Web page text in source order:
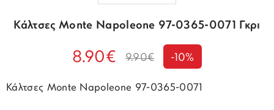
Κάλτσες Monte Napoleone 97-0365-0071 Γκρι
8.90€ 9.90€ -10%
Κάλτσες Monte Napoleone 97-0365-0071